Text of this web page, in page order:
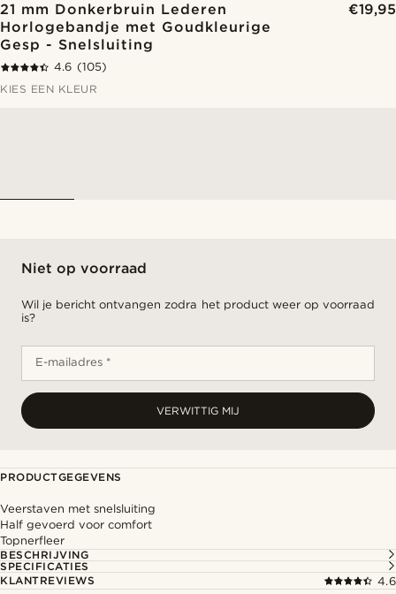
21 mm Donkerbruin Lederen
Horlogebandje met Goudkleurige
Gesp - Snelsluiting
€19,95
4.6 (105)
KIES EEN KLEUR
Niet op voorraad
Wil je bericht ontvangen zodra het product weer op voorraad
is?
E-mailadres *
VERWITTIG MIJ
PRODUCTGEGEVENS
Veerstaven met snelsluiting
Half gevoerd voor comfort
Topnerfleer
BESCHRIJVING
SPECIFICATIES
KLANTREVIEWS
4.6